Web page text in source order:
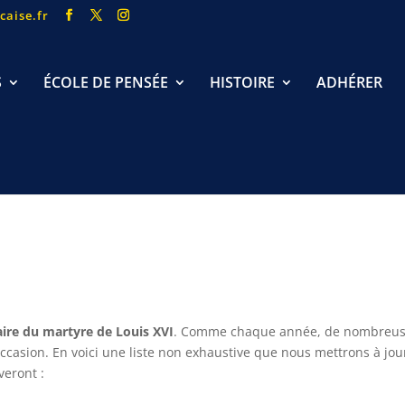
ÉCOLE DE PENSÉE HISTOIRE ADHÉRER
du martyre de Louis XVI. Comme chaque année, de
En voici une liste non exhaustive que nous mettrons à
: